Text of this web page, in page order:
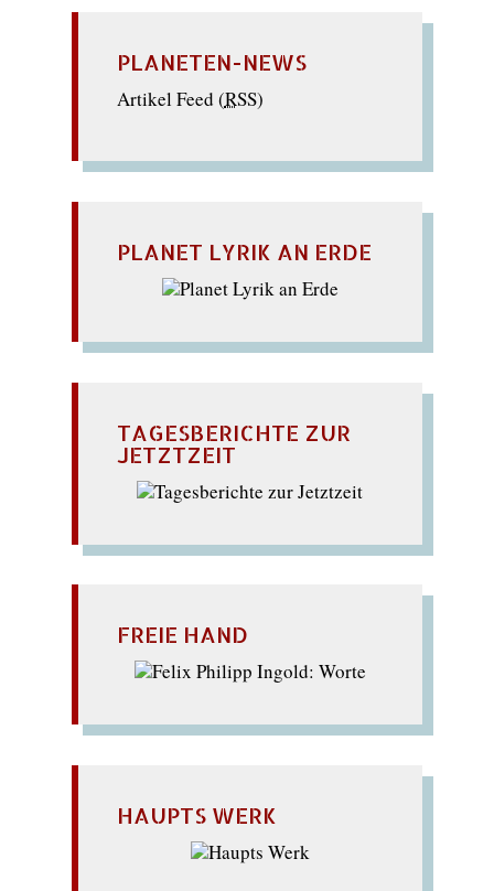
PLANETEN-NEWS
Artikel Feed (RSS)
PLANET LYRIK AN ERDE
TAGESBERICHTE ZUR
JETZTZEIT
FREIE HAND
HAUPTS WERK